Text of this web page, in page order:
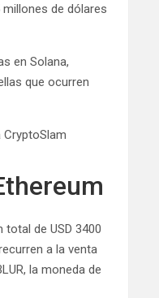
de dólares
en Solana,
que ocurren
de USD 3400
a la venta
la moneda de